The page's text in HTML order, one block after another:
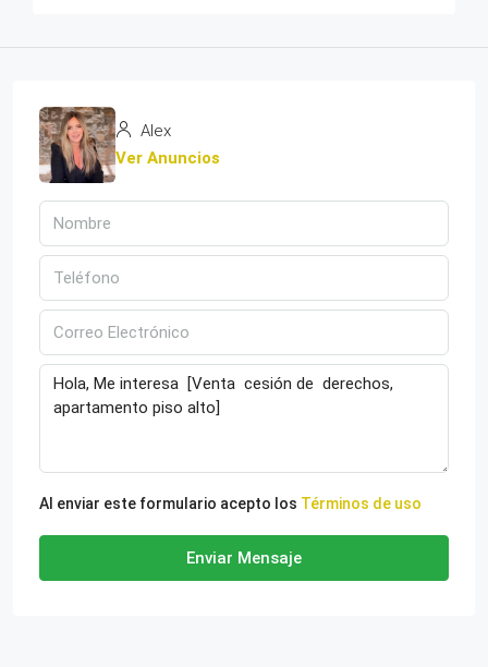
Alex
Ver Anuncios
Al enviar este formulario acepto los Términos de uso
Enviar Mensaje